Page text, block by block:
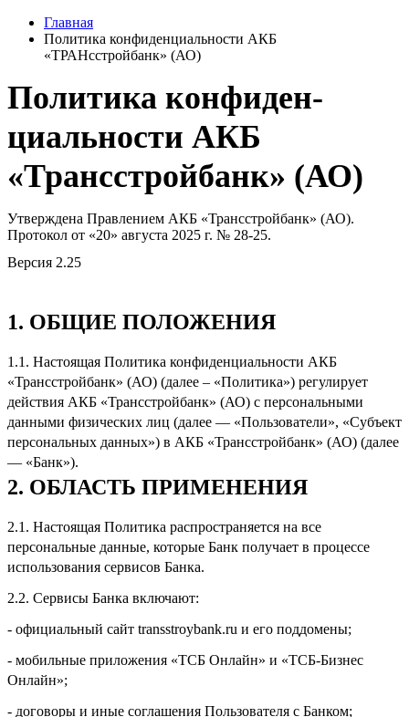
Главная
Политика конфиденциальности АКБ
«ТРАНсстройбанк» (АО)
Политика кон­фи­ден­
циальности АКБ
«Трансстройбанк» (АО)
Утверждена Правлением АКБ «Трансстройбанк» (АО).
Протокол от «20» августа 2025 г. № 28-25.
Версия 2.25
1. ОБЩИЕ ПОЛОЖЕНИЯ
1.1. Настоящая Политика кон­фи­ден­циальности АКБ
«Трансстройбанк» (АО) (далее – «Политика») регулирует
действия АКБ «Трансстройбанк» (АО) с персональными
данными физических лиц (далее — «Пользователи», «Субъект
персональных данных») в АКБ «Трансстройбанк» (АО) (далее
— «Банк»).
2. ОБЛАСТЬ ПРИМЕНЕНИЯ
2.1. Настоящая Политика распространяется на все
персональные данные, которые Банк получает в процессе
использования сервисов Банка.
2.2. Сервисы Банка включают:
- официальный сайт transstroybank.ru и его поддомены;
- мобильные приложения «ТСБ Онлайн» и «ТСБ-Бизнес
Онлайн»;
- договоры и иные соглашения Пользователя с Банком;